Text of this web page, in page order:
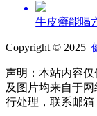
牛皮癣能喝
Copyright © 2025
声明：本站内容
及图片均来自于
行处理，联系邮箱